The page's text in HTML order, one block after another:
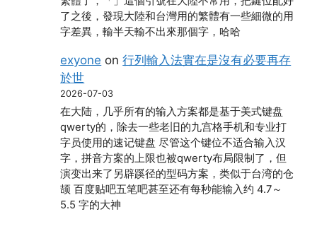
了之後，發現大陸和台灣用的繁體有一些細微的用
字差異，輸半天輸不出來那個字，哈哈
exyone on行列輸入法實在是沒有必要再存
於世
2026-07-03
在大陆，几乎所有的输入方案都是基于美式键盘
qwerty的，除去一些老旧的九宫格手机和专业打
字员使用的速记键盘 尽管这个键位不适合输入汉
字，拼音方案的上限也被qwerty布局限制了，但
演变出来了另辟蹊径的型码方案，类似于台湾的仓
颉 百度贴吧五笔吧甚至还有每秒能输入约 4.7～
5.5 字的大神